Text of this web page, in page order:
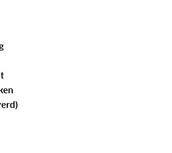
te klappen om in de auto,
polyester